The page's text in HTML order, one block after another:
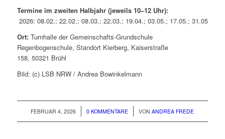
Termine im zweiten Halbjahr (jeweils 10–12 Uhr):
2026: 08.02.; 22.02.; 08.03.; 22.03.; 19.04.; 03.05.; 17.05.; 31.05.;
Ort: Turnhalle der Gemeinschafts-Grundschule
Regenbogenschule, Standort Kierberg, Kaiserstraße
158, 50321 Brühl
Bild: (c) LSB NRW / Andrea Bowinkelmann
FEBRUAR 4, 2026
/ 0 KOMMENTARE
/ VONANDREA FREDE